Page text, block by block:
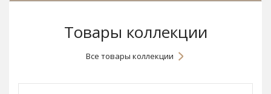
Товары коллекции
Все товары коллекции